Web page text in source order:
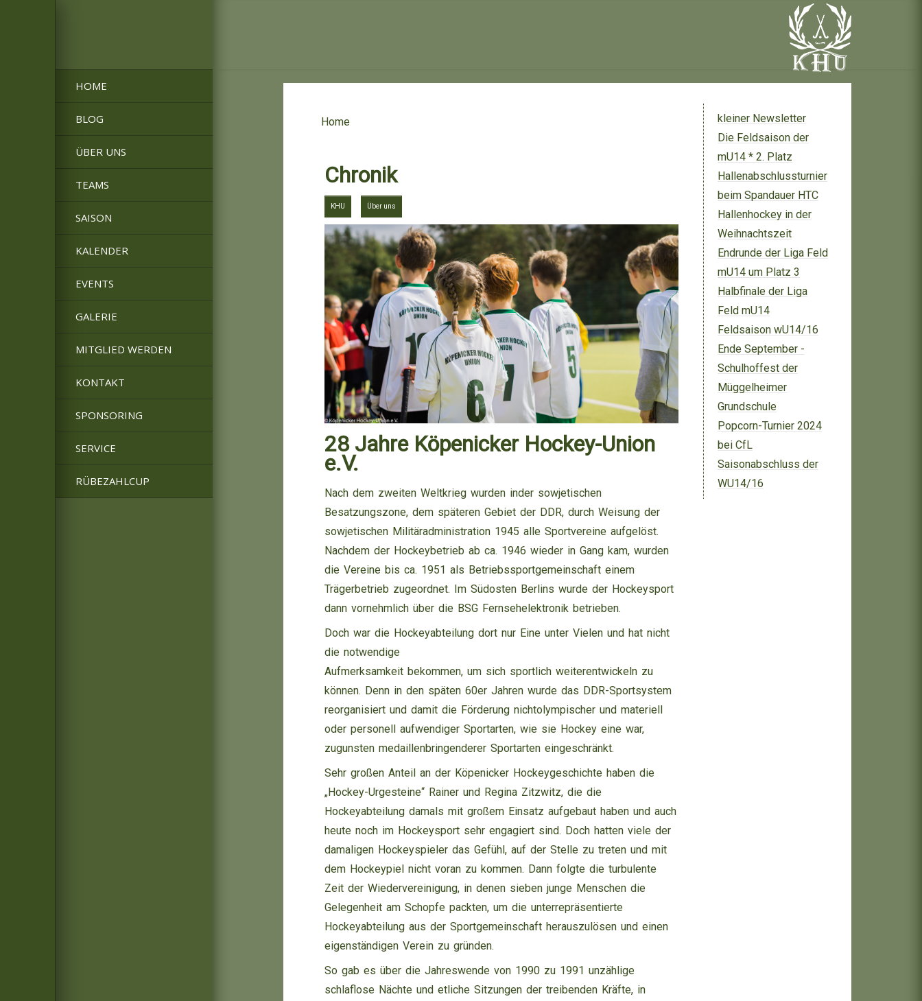
kleiner Newsletter
Die Feldsaison der
mU14 * 2. Platz
Hallenabschlussturnier
beim Spandauer HTC
Hallenhockey in der
Weihnachtszeit
Endrunde der Liga Feld
mU14 um Platz 3
Halbfinale der Liga
Feld mU14
Feldsaison wU14/16
Ende September -
Schulhoffest der
Müggelheimer
Grundschule
Popcorn-Turnier 2024
bei CfL
Saisonabschluss der
WU14/16
Home
Chronik
KHU Über uns
28 Jahre Köpenicker Hockey-Union
e.V.
Nach dem zweiten Weltkrieg wurden inder sowjetischen
Besatzungszone, dem späteren Gebiet der DDR, durch Weisung der
sowjetischen Militäradministration 1945 alle Sportvereine aufgelöst.
Nachdem der Hockeybetrieb ab ca. 1946 wieder in Gang kam, wurden
die Vereine bis ca. 1951 als Betriebssportgemeinschaft einem
Trägerbetrieb zugeordnet. Im Südosten Berlins wurde der Hockeysport
dann vornehmlich über die BSG Fernsehelektronik betrieben.
Doch war die Hockeyabteilung dort nur Eine unter Vielen und hat nicht
die notwendige
Aufmerksamkeit bekommen, um sich sportlich weiterentwickeln zu
können. Denn in den späten 60er Jahren wurde das DDR-Sportsystem
reorganisiert und damit die Förderung nichtolympischer und materiell
oder personell aufwendiger Sportarten, wie sie Hockey eine war,
zugunsten medaillenbringenderer Sportarten eingeschränkt.
Sehr großen Anteil an der Köpenicker Hockeygeschichte haben die
„Hockey-Urgesteine“ Rainer und Regina Zitzwitz, die die
Hockeyabteilung damals mit großem Einsatz aufgebaut haben und auch
heute noch im Hockeysport sehr engagiert sind. Doch hatten viele der
damaligen Hockeyspieler das Gefühl, auf der Stelle zu treten und mit
dem Hockeypiel nicht voran zu kommen. Dann folgte die turbulente
Zeit der Wiedervereinigung, in denen sieben junge Menschen die
Gelegenheit am Schopfe packten, um die unterrepräsentierte
Hockeyabteilung aus der Sportgemeinschaft herauszulösen und einen
eigenständigen Verein zu gründen.
So gab es über die Jahreswende von 1990 zu 1991 unzählige
schlaflose Nächte und etliche Sitzungen der treibenden Kräfte, in
HOME
BLOG
ÜBER UNS
TEAMS
SAISON
KALENDER
EVENTS
GALERIE
MITGLIED WERDEN
KONTAKT
SPONSORING
SERVICE
RÜBEZAHLCUP